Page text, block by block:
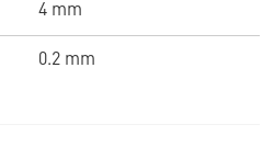
4 mm
0.2 mm